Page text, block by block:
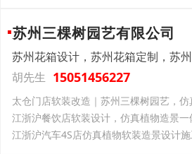
苏州三棵树园艺有限公司
苏州花箱设计，苏州花箱定制，苏
胡先生 15051456227
太仓门店软装改造｜苏州三棵树园艺，
江浙沪餐饮店软装设计，仿真植物造景一
江浙沪汽车4S店仿真植物软装造景设计